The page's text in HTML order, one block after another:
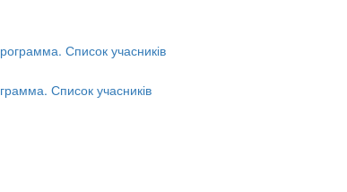
Список учасників